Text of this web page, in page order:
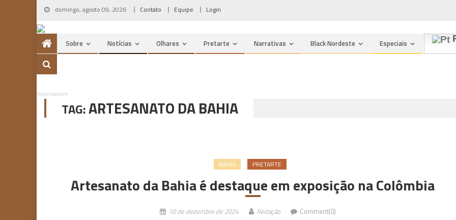
Skip
content
domingo, agosto 09, 2026 Contato Equipe Login
Sobre Notícias Olhares Pretarte Narrativas Black Nordeste Especiais
Advertisement
TAG:ARTESANATO DA BAHIA
BAHIA PRETARTE
Artesanato da Bahia é destaque em exposição na Colômbia
10 de dezembro de 2024 Redação Comment(0)